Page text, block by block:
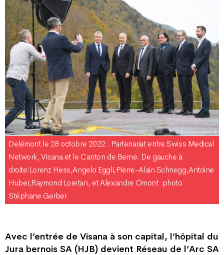
Delémont le 28 octobre 2022 . Partenariat entre Swiss Medical
Network, Visana et le Canton de Berne. De gauche à
droite:Lorenz Hess,Angelo Eggli,Pierre-Alain Schnegg,Antoine
Huber,Raymond Loretan, et Alexandre Omont .photo
Stéphane Gerber
Avec l’entrée de Visana à son capital, l’hôpital du
Jura bernois SA (HJB) devient Réseau de l’Arc SA